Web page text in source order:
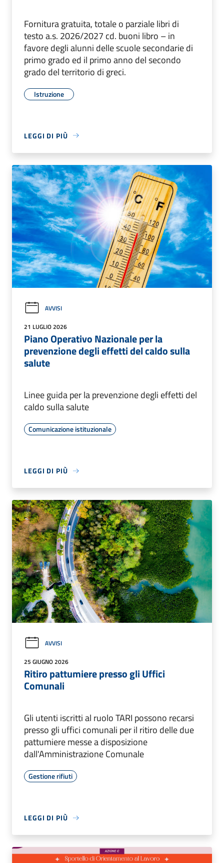
Fornitura gratuita, totale o parziale libri di
testo a.s. 2026/2027 cd. buoni libro – in
favore degli alunni delle scuole secondarie di
primo grado ed il primo anno del secondo
grado del territorio di greci.
Istruzione
LEGGI DI PIÙ
AVVISI
21 LUGLIO 2026
Piano Operativo Nazionale per la
prevenzione degli effetti del caldo sulla
salute
Linee guida per la prevenzione degli effetti del
caldo sulla salute
Comunicazione istituzionale
LEGGI DI PIÙ
AVVISI
25 GIUGNO 2026
Ritiro pattumiere presso gli Uffici
Comunali
Gli utenti iscritti al ruolo TARI possono recarsi
presso gli uffici comunali per il ritiro delle due
pattumiere messe a disposizione
dall'Amministrazione Comunale
Gestione rifiuti
LEGGI DI PIÙ